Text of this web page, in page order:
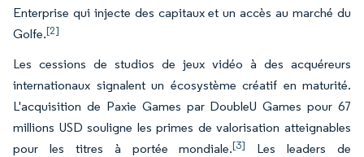
Enterprise qui injecte des capitaux et un accès au marché du
Golfe.[2]
Les cessions de studios de jeux vidéo à des acquéreurs
internationaux signalent un écosystème créatif en maturité.
L'acquisition de Paxie Games par DoubleU Games pour 67
millions USD souligne les primes de valorisation atteignables
pour les titres à portée mondiale.[3]
Les leaders de